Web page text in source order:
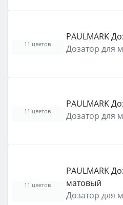
PAULMARK
Дозатор для
11 цветов
PAULMARK
Дозатор для
11 цветов
PAULMARK
матовый
Дозатор для
11 цветов